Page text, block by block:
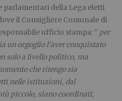
parlamentari della Lega eletti
il Consigliere Comunale di
ufficio stampa: ” per
un orgoglio l’aver conquistato
solo a livello politico, ma
che ritengo sia
nelle istituzioni, dal
piccolo, siano coordinati,